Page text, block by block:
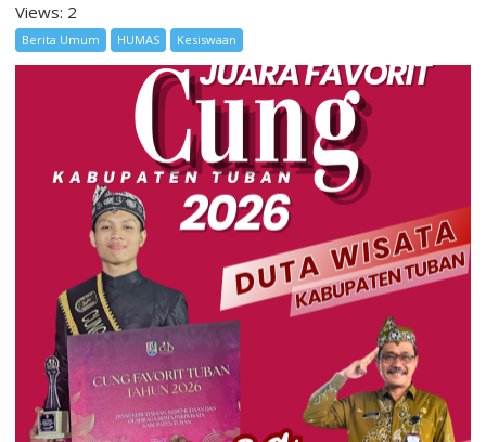
Views: 2
Berita Umum HUMAS Kesiswaan